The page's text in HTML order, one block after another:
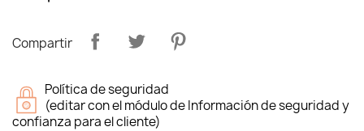
Compartir
Política de seguridad
(editar con el módulo de Información de seguridad y
confianza para el cliente)